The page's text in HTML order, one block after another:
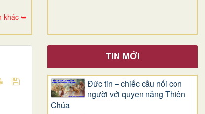
khác ➥
TIN MỚI
Đức tin – chiếc cầu nối con
người với quyền năng Thiên
Chúa